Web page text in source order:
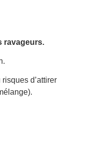
ravageurs.
d’attirer